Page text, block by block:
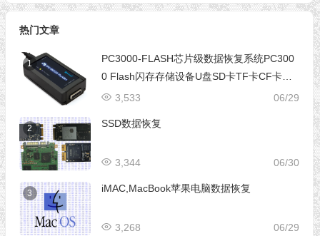
热门文章
1
PC3000-FLASH芯片级数据恢复系统PC300
0 Flash闪存存储设备U盘SD卡TF卡CF卡芯
片级数据恢复设备
06/29
3,533
2 SSD数据恢复
06/30
3,344
3 iMAC,MacBook苹果电脑数据恢复
06/29
3,268